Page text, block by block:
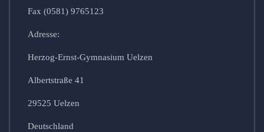
Fax (0581) 9765123
Adresse:
Herzog-Ernst-Gymnasium Uelzen
Albertstraße 41
29525 Uelzen
Deutschland